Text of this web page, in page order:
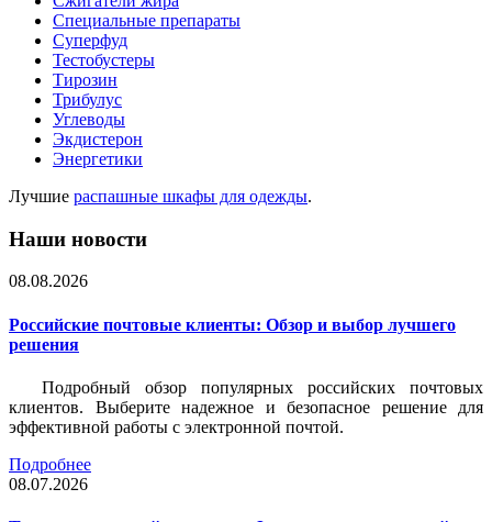
Специальные препараты
Суперфуд
Тестобустеры
Тирозин
Трибулус
Углеводы
Экдистерон
Энергетики
Лучшие распашные шкафы для одежды.
Наши новости
08.08.2026
Российские почтовые клиенты: Обзор и выбор лучшего
решения
Подробный обзор популярных российских почтовых
клиентов. Выберите надежное и безопасное решение для
эффективной работы с электронной почтой.
Подробнее
08.07.2026